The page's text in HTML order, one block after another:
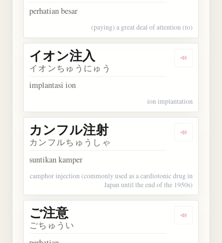
perhatian besar
(paying) a great deal of attention (to)
Dengarkan
イオン注入
イオンちゅうにゅう
implantasi ion
ion implantation
Dengarkan
カンフル注射
カンフルちゅうしゃ
suntikan kamper
camphor injection (commonly used as a cardiotonic drug in
Japan until the end of the 1950s)
Dengarkan
ご注意
ごちゅうい